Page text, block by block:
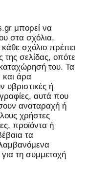
μπορεί να
στα σχόλια,
σχόλιο πρέπει
της σελίδας, οπότε
του. Τα
και άρα
υβριστικές ή
αυτά που
αναταραχή ή
χρήστες
προϊόντα ή
τα
τη συμμετοχή